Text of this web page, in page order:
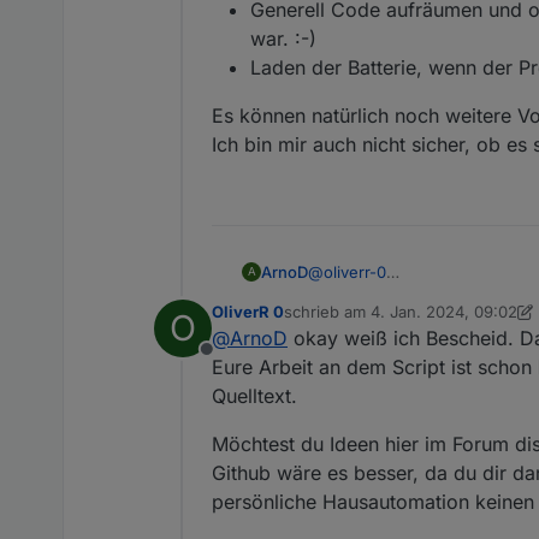
Generell Code aufräumen und
war. :-)
Laden der Batterie, wenn der
Es können natürlich noch weitere
Ich bin mir auch nicht sicher, ob
A ArnoD@oliverr-0
Hier geht es eigentlich nur
Der Heizstab ist da nicht
Die Views, was dir fehlen,
01_Batteriez.B ist eine Liste
28_E3DC_WR_Diagrammfehlt
Da jeder unterschiedlichen
Wenn die Wallbox
aktuell sind es noch
Bei der Integration
Es können natürlich noch
Ich bin mir auch nicht sicher,
O
Offline
OliverR 0schrieb am 4. Jan. 2024, 09:02
zuletzt editiert von OliverR 01.
@ArnoD okay weiß ich Bescheid.
Eure Arbeit an dem Script ist
Quelltext.
Möchtest du Ideen hier im Forum
Github wäre es besser, da du dir
persönliche Hausautomation